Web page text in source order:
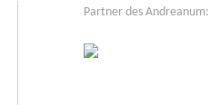
Partner des Andreanum: